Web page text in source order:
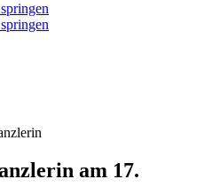
am 17.